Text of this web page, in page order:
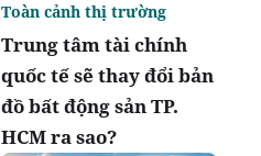
Trung tâm tài chính
quốc tế sẽ thay đổi bản
đồ bất động sản TP.
HCM ra sao?
Toàn cảnh thị trường